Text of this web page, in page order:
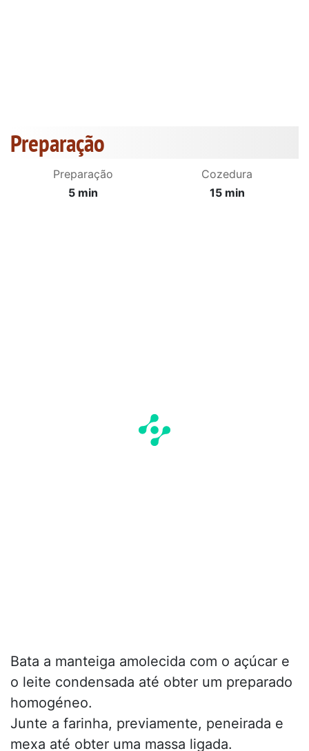
Preparação
Preparação
5 min
Cozedura
15 min
Bata a manteiga amolecida com o açúcar e
o leite condensada até obter um preparado
homogéneo.
Junte a farinha, previamente, peneirada e
mexa até obter uma massa ligada.